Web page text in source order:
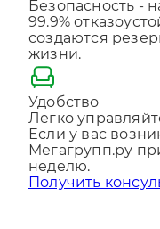
Надежность
Безопасность -
99.9%
создаются
жизни.
Удобство
Легко
Если у вас
Мегагрупп.ру
неделю.